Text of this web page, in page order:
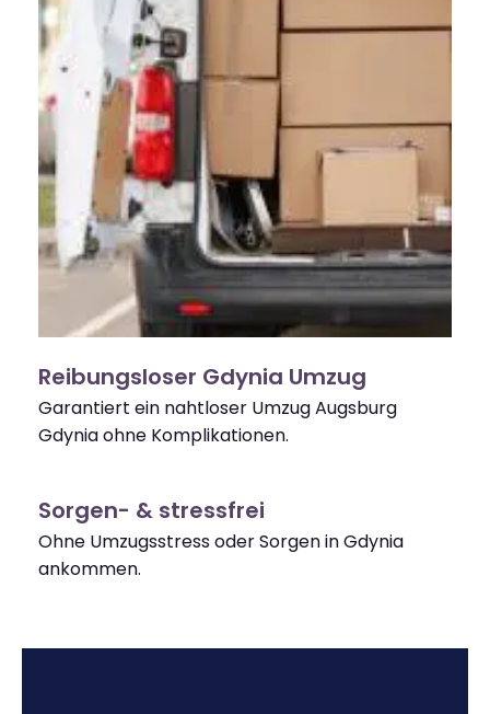
Reibungsloser Gdynia Umzug
Garantiert ein nahtloser Umzug Augsburg
Gdynia ohne Komplikationen.
Sorgen- & stressfrei
Ohne Umzugsstress oder Sorgen in Gdynia
ankommen.